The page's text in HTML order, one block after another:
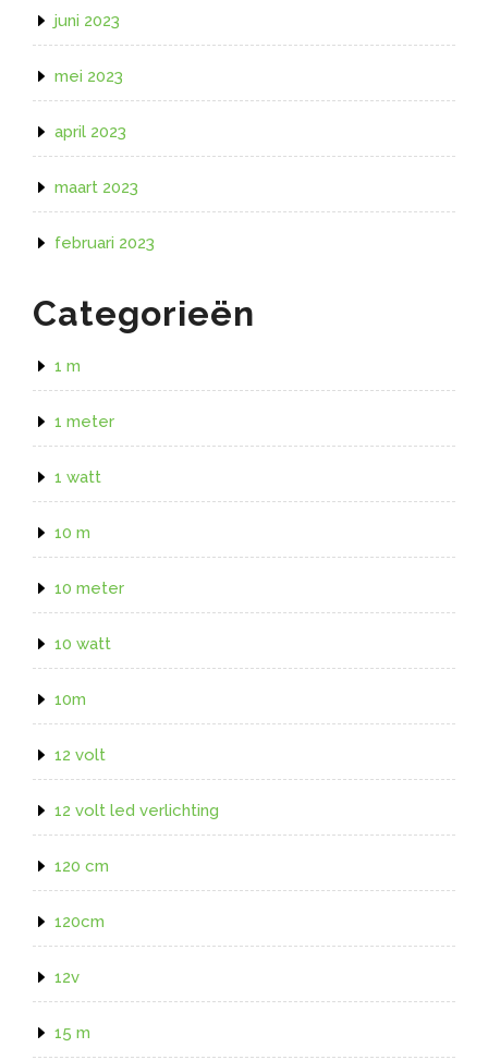
juni 2023
mei 2023
april 2023
maart 2023
februari 2023
Categorieën
1 m
1 meter
1 watt
10 m
10 meter
10 watt
10m
12 volt
12 volt led verlichting
120 cm
120cm
12v
15 m